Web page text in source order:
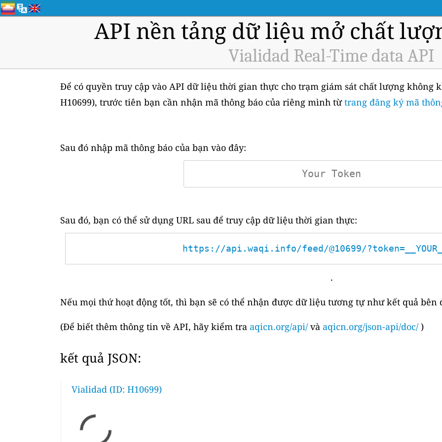
API nền tảng dữ liệu mở chất
Vialidad Real-Time data API
Để có quyền truy cập vào API dữ liệu thời gian thực cho trạm giám sát chất lượng không
H10699), trước tiên bạn cần nhận mã thông báo của riêng mình từtrang đăng ký mã
Sau đó nhập mã thông báo của bạn vào đây:
Sau đó, bạn có thể sử dụng URL sau để truy cập dữ liệu thời gian thực:
https://api.waqi.info/feed/@10699/
.
Nếu mọi thứ hoạt động tốt, thì bạn sẽ có thể nhận được dữ liệu tương tự như kết quả bên
(Để biết thêm thông tin về API, hãy kiểm tra aqicn.org/api/ và aqicn.org/json-api/doc/ )
kết quả JSON:
Vialidad (ID: H10699)